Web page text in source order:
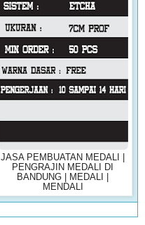
JASA PEMBUATAN MEDALI |
PENGRAJIN MEDALI DI
BANDUNG | MEDALI |
MENDALI